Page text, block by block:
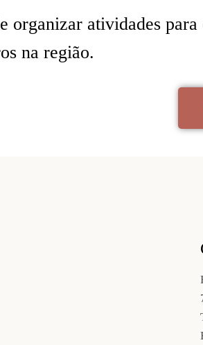
organizar atividades
na região.